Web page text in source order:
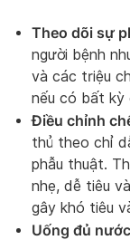
Theo dõi sự
người bệnh
và các triệu
nếu có bất kỳ
Điều chỉnh
thủ theo chỉ
phẫu thuật.
nhẹ, dễ tiêu
gây khó tiêu
Uống đủ